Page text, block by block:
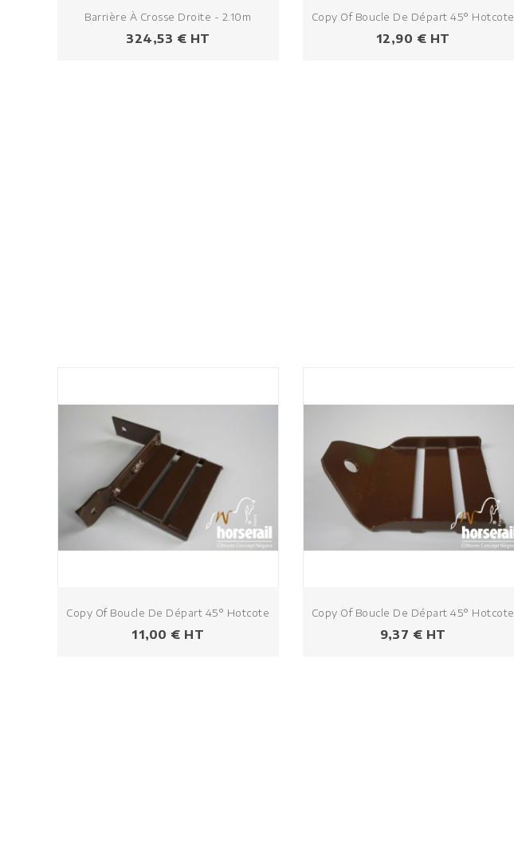
Barrière À Crosse Droite - 2.10m
Prezzo
324,53 € HT
Copy Of Boucle De Départ 45° Hotcote
Prezzo
12,90 € HT
Copy Of Boucle De Départ 45° Hotcote
Prezzo
11,00 € HT
Copy Of Boucle De Départ 45° Hotcote
Prezzo
9,37 € HT